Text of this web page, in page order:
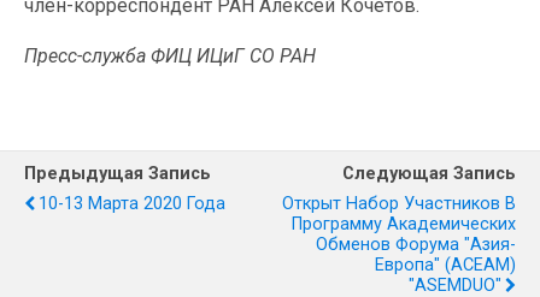
член-корреспондент РАН Алексей Кочетов.
Пресс-служба ФИЦ ИЦиГ СО РАН
Предыдущая Запись
10-13 Марта 2020 Года
Следующая Запись
Открыт Набор Участников В
Программу Академических
Обменов Форума "Азия-
Европа" (ACEAM)
"ASEMDUO"